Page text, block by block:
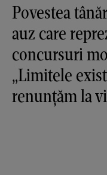
Povestea
auz care
concursuri
„Limitele
renunțăm la